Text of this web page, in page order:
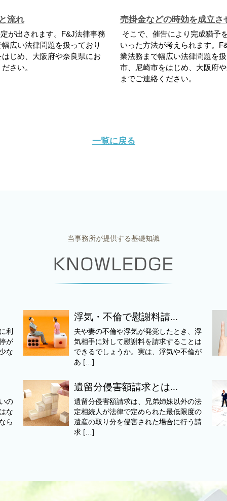
流れ
が出されます。F&J法律事務
広い法律問題を扱っており
じめ、大阪府や奈良県にお
さい。
売掛金などの時効を成立さ
そこで、催告により完成猶予
いった方法が考えられます。
業法務まで幅広い法律問題を
市、尼崎市をはじめ、大阪府
までご連絡ください。
一覧に戻る
当事務所が提供する基礎知識
利
が
な
浮気・不倫で慰謝料請...
夫や妻の不倫や浮気が発覚したとき、浮
気相手に対して慰謝料を請求することは
できるでしょうか。実は、浮気や不倫が
あ […]
の
な
ら
遺留分侵害額請求とは...
遺留分侵害額請求は、兄弟姉妹以外の法
定相続人が法律で定められた最低限度の
遺産の取り分を侵害された場合に行う請
求 […]